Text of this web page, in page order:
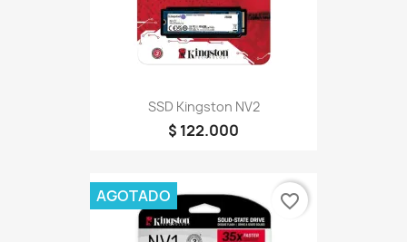
SSD Kingston NV2
$ 122.000
AGOTADO favorite_border